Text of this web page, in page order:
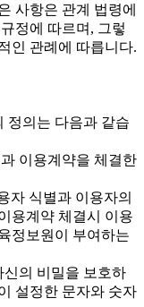
사항은 관계 법령에
정에 따르며, 그렇
인 관례에 따릅니다.
정의는 다음과 같습
이용계약을 체결한
자 식별과 이용자의
용계약 체결시 이용
정보원이 부여하는
의 비밀을 보호하
설정한 문자와 숫자